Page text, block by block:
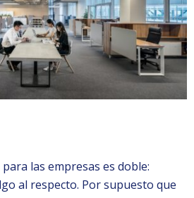
las empresas es doble:
al respecto. Por supuesto que